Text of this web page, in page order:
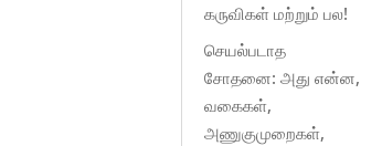
கருவிகள் மற்றும் பல!
செயல்படாத
சோதனை: அது என்ன,
வகைகள்,
அணுகுமுறைகள்,